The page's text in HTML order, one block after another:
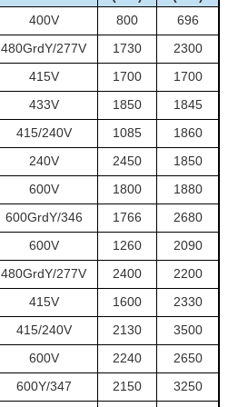
Wasseraufbereitungsanlagen,
Pumpstationen,
Transporteinrichtungen und
öffentliche
Stromversorgungssysteme
400V 800 696
480GrdY/277V 1730 2300
415V 1700 1700
433V 1850 1845
415/240V 1085 1860
240V 2450 1850
600V 1800 1880
600GrdY/346 1766 2680
600V 1260 2090
480GrdY/277V 2400 2200
415V 1600 2330
415/240V 2130 3500
600V 2240 2650
600Y/347 2150 3250